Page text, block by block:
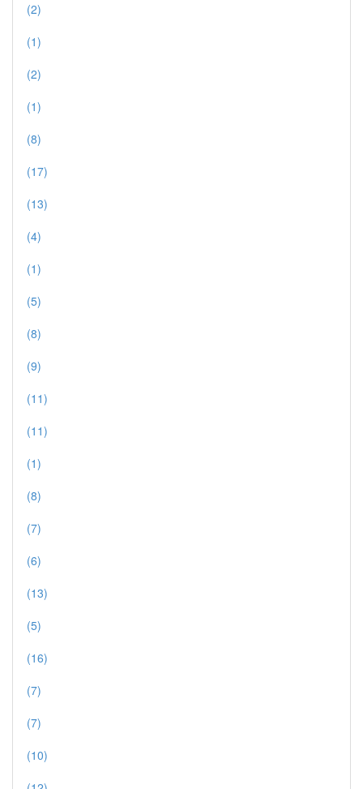
(2)
(1)
(2)
(1)
(8)
(17)
(13)
(4)
(1)
(5)
(8)
(9)
(11)
(11)
(1)
(8)
(7)
(6)
(13)
(5)
(16)
(7)
(7)
(10)